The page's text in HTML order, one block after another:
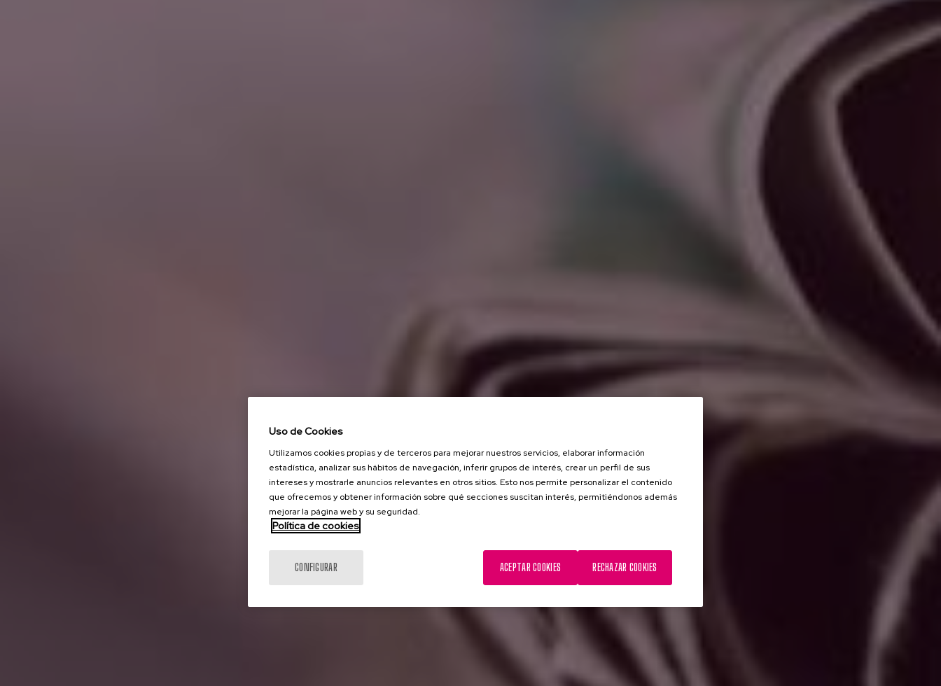
Uso de Cookies
Utilizamos cookies propias y de terceros para mejorar nuestros servicios, elaborar información
estadística, analizar sus hábitos de navegación, inferir grupos de interés, crear un perfil de sus
intereses y mostrarle anuncios relevantes en otros sitios. Esto nos permite personalizar el contenido
que ofrecemos y obtener información sobre qué secciones suscitan interés, permitiéndonos además
mejorar la página web y su seguridad.
Política de cookies
CONFIGURAR RECHAZAR COOKIES
ACEPTAR COOKIES